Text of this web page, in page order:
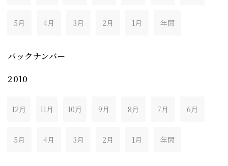
5月 4月 3月 2月 1月 年間
バックナンバー
2010
12月 11月 10月 9月 8月 7月 6月
5月 4月 3月 2月 1月 年間